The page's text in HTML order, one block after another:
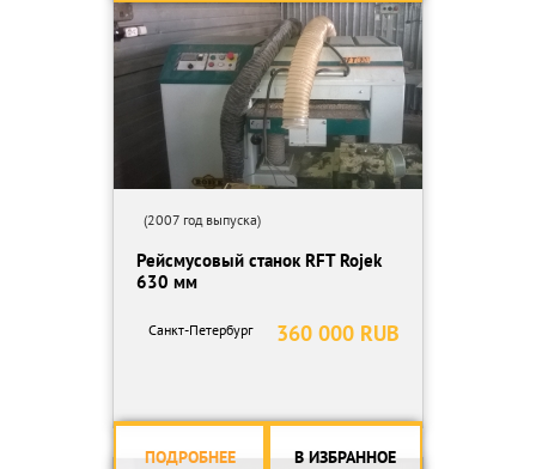
(2007 год выпуска)
Рейсмусовый станок RFT Rojek
630 мм
360 000 RUB
Санкт-Петербург
ПОДРОБНЕЕ В ИЗБРАННОЕ